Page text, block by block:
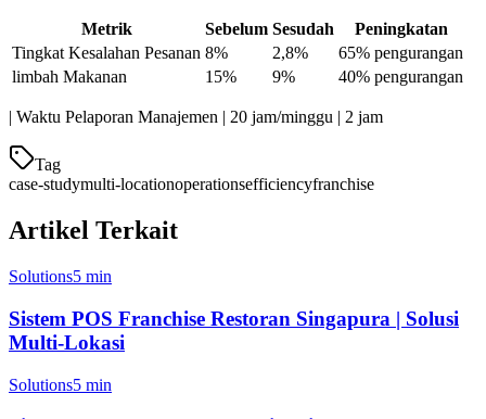
Metrik Sebelum Sesudah
Peningkatan
Tingkat Kesalahan Pesanan 8% 2,8%
65% pengurangan
limbah Makanan
15% 9% 40% pengurangan
| Waktu Pelaporan Manajemen | 20 jam/minggu | 2 jam
Tag
case-studymulti-locationoperationsefficiencyfranchise
Artikel Terkait
Solutions5 min
Sistem POS Franchise Restoran Singapura | Solusi
Multi-Lokasi
Solutions5 min